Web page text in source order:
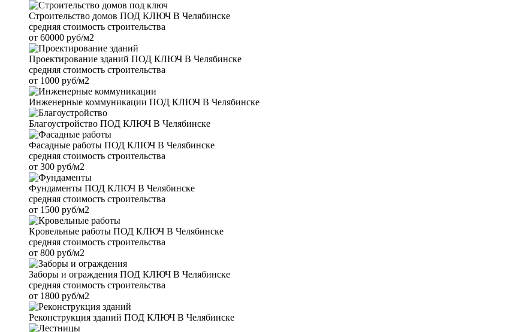
Строительство домов ПОД КЛЮЧ В Челябинске
средняя стоимость строительства
от 60000 руб/м2
Проектирование зданий ПОД КЛЮЧ В Челябинске
средняя стоимость строительства
от 1000 руб/м2
Инженерные коммуникации ПОД КЛЮЧ В Челябинске
Благоустройство ПОД КЛЮЧ В Челябинске
Фасадные работы ПОД КЛЮЧ В Челябинске
средняя стоимость строительства
от 300 руб/м2
Фундаменты ПОД КЛЮЧ В Челябинске
средняя стоимость строительства
от 1500 руб/м2
Кровельные работы ПОД КЛЮЧ В Челябинске
средняя стоимость строительства
от 800 руб/м2
Заборы и ограждения ПОД КЛЮЧ В Челябинске
средняя стоимость строительства
от 1800 руб/м2
Реконструкция зданий ПОД КЛЮЧ В Челябинске